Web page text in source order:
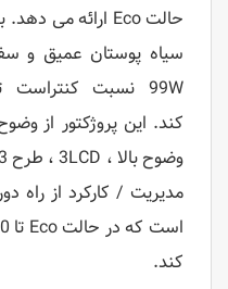
حالت Eco ارائه می دهد.
کند.
کند.